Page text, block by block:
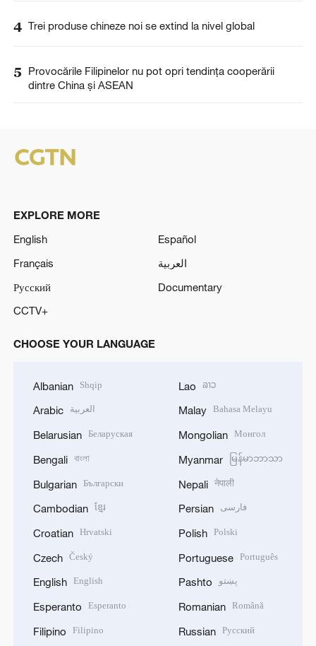
4 Trei produse chineze noi se extind la nivel global
5
Provocările Filipinelor nu pot opri tendința cooperării
dintre China și ASEAN
EXPLORE MORE
English
Español
Français
العربية
Русский
Documentary
CCTV+
CHOOSE YOUR LANGUAGE
Albanian Shqip
Arabic العربية
Belarusian Беларуская
Bengali বাংলা
Bulgarian Български
Cambodian ខ្មែរ
Croatian Hrvatski
Czech Český
English English
Esperanto Esperanto
Filipino Filipino
Lao ລາວ
Malay Bahasa Melayu
Mongolian Монгол
Myanmar မြန်မာဘာသာ
Nepali नेपाली
Persian فارسی
Polish Polski
Portuguese Português
Pashto پښتو
Romanian Română
Russian Русский